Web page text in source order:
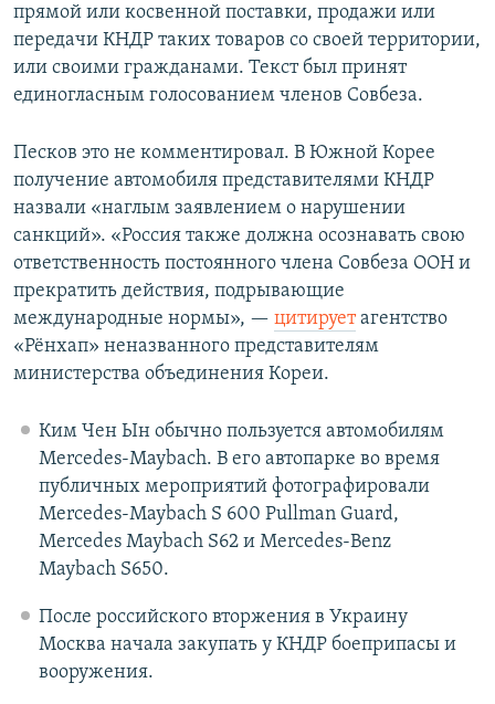
прямой или косвенной поставки, продажи или
передачи КНДР таких товаров со своей территории,
или своими гражданами. Текст был принят
единогласным голосованием членов Совбеза.
Песков это не комментировал. В Южной Корее
получение автомобиля представителями КНДР
назвали «наглым заявлением о нарушении
санкций». «Россия также должна осознавать свою
ответственность постоянного члена Совбеза ООН и
прекратить действия, подрывающие
международные нормы», — цитируетагентство
«Рёнхап» неназванного представителям
министерства объединения Кореи.
Ким Чен Ын обычно пользуется автомобилям
Mercedes-Maybach. В его автопарке во время
публичных мероприятий фотографировали
Mercedes-Maybach S 600 Pullman Guard,
Mercedes Maybach S62 и Mercedes-Benz
Maybach S650.
После российского вторжения в Украину
Москва начала закупать у КНДР боеприпасы и
вооружения.